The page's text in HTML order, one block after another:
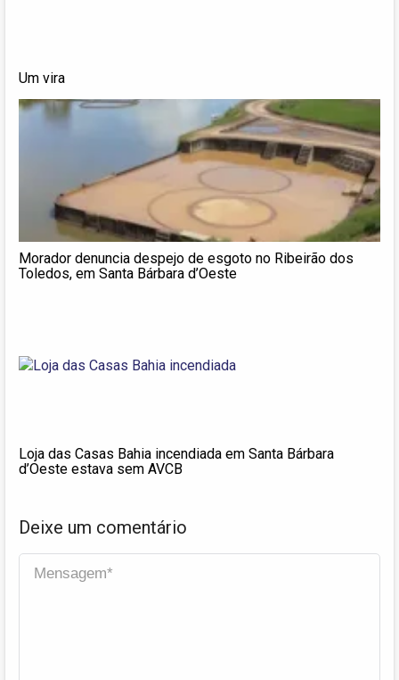
Um vira
Morador denuncia despejo de esgoto no Ribeirão dos
Toledos, em Santa Bárbara d’Oeste
Loja das Casas Bahia incendiada em Santa Bárbara
d’Oeste estava sem AVCB
Deixe um comentário